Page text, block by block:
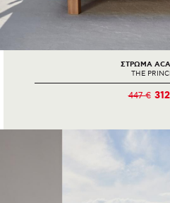
ΣΤΡΩΜΑ
THE
447 €